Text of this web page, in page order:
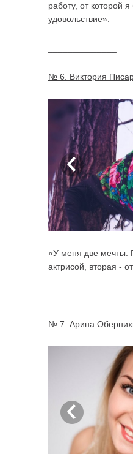
работу, от которой
удовольствие».
№ 6. Виктория
«У меня две мечты.
актрисой, вторая -
№ 7. Арина